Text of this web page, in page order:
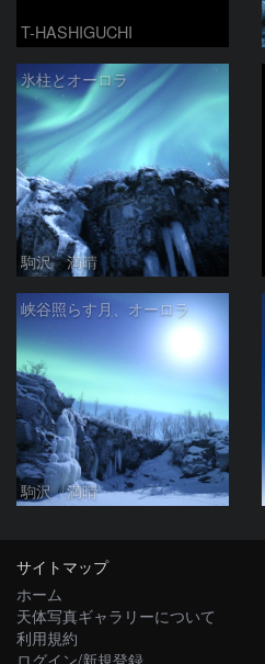
T-HASHIGUCHI
氷柱とオーロラ
駒沢 満晴
峡谷照らす月、オーロラ
駒沢 満晴
サイトマップ
ホーム
天体写真ギャラリーについて
利用規約
ログイン/新規登録